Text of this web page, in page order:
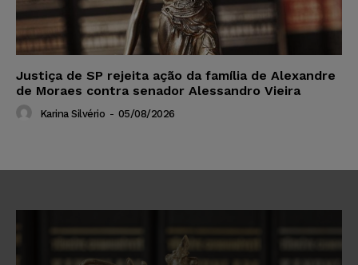
Justiça de SP rejeita ação da família de Alexandre
de Moraes contra senador Alessandro Vieira
Karina Silvério - 05/08/2026